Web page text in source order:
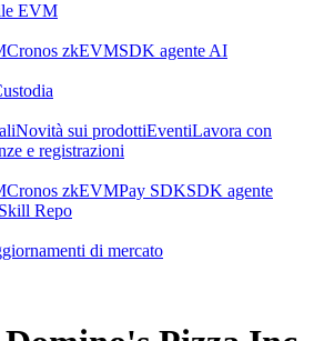
EVM
Cronos zkEVMSDK agente AI
Novità sui prodottiEventiLavora con
e registrazioni
Cronos zkEVMPay SDKSDK agente
Repo
di mercato